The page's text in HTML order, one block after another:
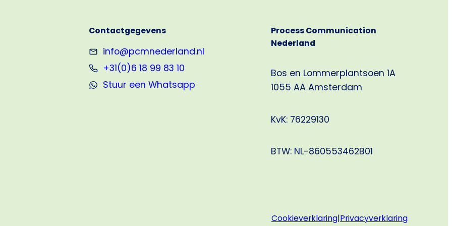
exemplaren
Contactgegevens
info@pcmnederland.nl
+31(0)6 18 99 83 10
Stuur een Whatsapp
Process Communication
Nederland
Bos en Lommerplantsoen 1A
1055 AA Amsterdam
KvK: 76229130
BTW: NL-860553462B01
Cookieverklaring|Privacyverklaring